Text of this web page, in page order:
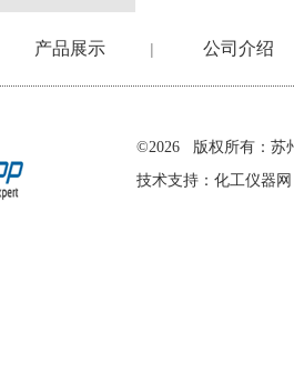
产品展示 | 公司介绍
©2026 版权所有：苏
技术支持： 化工仪器网